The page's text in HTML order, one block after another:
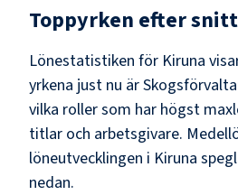
Toppyrken efter
Lönestatistiken för Kiruna
yrkena just nu är
vilka roller som har högst
titlar och arbetsgivare.
löneutvecklingen i Kiruna
nedan.